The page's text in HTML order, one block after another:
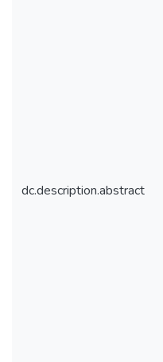
dc.description.abstract